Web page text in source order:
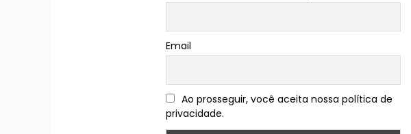
Email
Ao prosseguir, você aceita nossa política de
privacidade.